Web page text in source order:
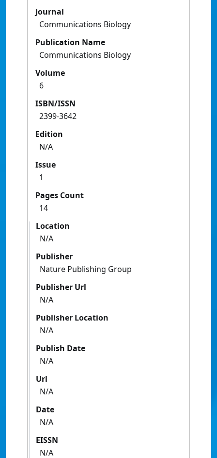
Journal
Communications Biology
Publication Name
Communications Biology
Volume
6
ISBN/ISSN
2399-3642
Edition
N/A
Issue
1
Pages Count
14
Location
N/A
Publisher
Nature Publishing Group
Publisher Url
N/A
Publisher Location
N/A
Publish Date
N/A
Url
N/A
Date
N/A
EISSN
N/A